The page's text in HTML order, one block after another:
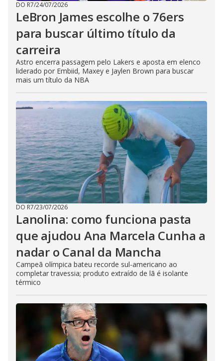
DO R7/24/07/2026
LeBron James escolhe o 76ers
para buscar último título da
carreira
Astro encerra passagem pelo Lakers e aposta em elenco
liderado por Embiid, Maxey e Jaylen Brown para buscar
mais um título da NBA
DO R7/23/07/2026
Lanolina: como funciona pasta
que ajudou Ana Marcela Cunha a
nadar o Canal da Mancha
Campeã olímpica bateu recorde sul-americano ao
completar travessia; produto extraído de lã é isolante
térmico